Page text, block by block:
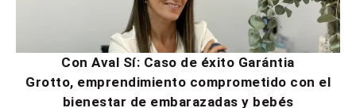
Con Aval Sí: Caso de éxito Garántia
Grotto, emprendimiento comprometido con el
bienestar de embarazadas y bebés